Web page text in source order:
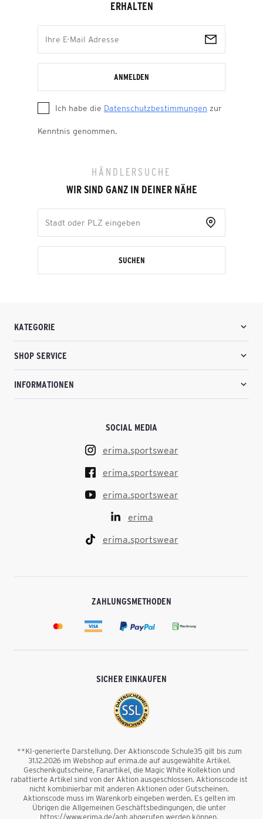
ERHALTEN
ANMELDEN
Ich habe die Datenschutzbestimmungen zur
Kenntnis genommen.
HÄNDLERSUCHE
WIR SIND GANZ IN DEINER NÄHE
SUCHEN
KATEGORIE
SHOP SERVICE
INFORMATIONEN
SOCIAL MEDIA
erima.sportswear
erima.sportswear
erima.sportswear
erima
erima.sportswear
ZAHLUNGSMETHODEN
SICHER EINKAUFEN
**KI-generierte Darstellung. Der Aktionscode Schule35 gilt bis zum
31.12.2026 im Webshop auf erima.de auf ausgewählte Artikel.
Geschenkgutscheine, Fanartikel, die Magic White Kollektion und
rabattierte Artikel sind von der Aktion ausgeschlossen. Aktionscode ist
nicht kombinierbar mit anderen Aktionen oder Gutscheinen.
Aktionscode muss im Warenkorb eingeben werden. Es gelten im
Übrigen die Allgemeinen Geschäftsbedingungen, die unter
https://www.erima.de/agb abgerufen werden können.